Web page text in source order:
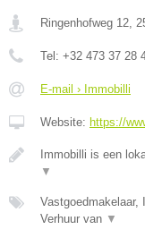
Ringenhofweg 12,
Tel: +32 473 37 28
E-mail › Immobilli
Website: https://
Immobilli is een
▼
Vastgoedmakelaar,
Verhuur van ▼